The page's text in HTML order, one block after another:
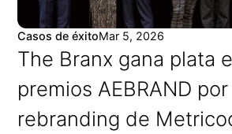
Casos de éxitoMar 5, 2026
The Branx gana plata
premios AEBRAND
rebranding de